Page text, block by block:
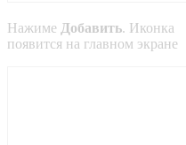
Нажиме Добавить. Иконка
появится на главном экране